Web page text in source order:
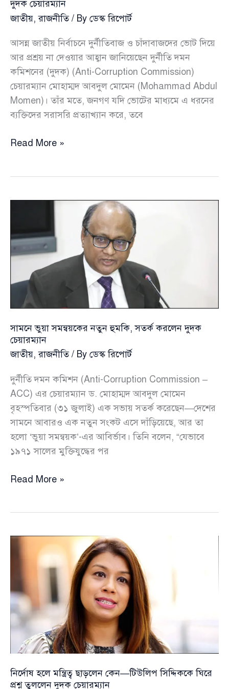
দুদক চেয়ারম্যান
জাতীয়,রাজনীতি/ By ডেস্ক রিপোর্ট
আসন্ন জাতীয় নির্বাচনে দুর্নীতিবাজ ও চাঁদাবাজদের ভোট দিয়ে
আর প্রশ্রয় না দেওয়ার আহ্বান জানিয়েছেন দুর্নীতি দমন
কমিশনের (দুদক) (Anti-Corruption Commission)
চেয়ারম্যান মোহাম্মদ আবদুল মোমেন (Mohammad Abdul
Momen)। তাঁর মতে, জনগণ যদি ভোটের মাধ্যমে এ ধরনের
ব্যক্তিদের সরাসরি প্রত্যাখ্যান করে, তবে
নির্বাচনে
আহ্বান
চেয়ারম্যান
Read More »
সামনে ভুয়া সমন্বয়কের নতুন হুমকি, সতর্ক করলেন দুদক
চেয়ারম্যান
জাতীয়,রাজনীতি/ By ডেস্ক রিপোর্ট
দুর্নীতি দমন কমিশন (Anti-Corruption Commission –
ACC) এর চেয়ারম্যান ড. মোহাম্মদ আবদুল মোমেন
বৃহস্পতিবার (৩১ জুলাই) এক সভায় ‍সতর্ক করেছেন—দেশের
সামনে আবারও এক নতুন সংকট এসে দাঁড়িয়েছে, আর তা
হলো ‘ভুয়া সমন্বয়ক’-এর আবির্ভাব। তিনি বলেন, “যেভাবে
১৯৭১ সালের মুক্তিযুদ্ধের পর
সামনে
হুমকি,
দুদক
চেয়ারম্যান
Read More »
নির্দোষ হলে মন্ত্রিত্ব ছাড়লেন কেন—টিউলিপ সিদ্দিককে ঘিরে
প্রশ্ন তুললেন দুদক চেয়ারম্যান